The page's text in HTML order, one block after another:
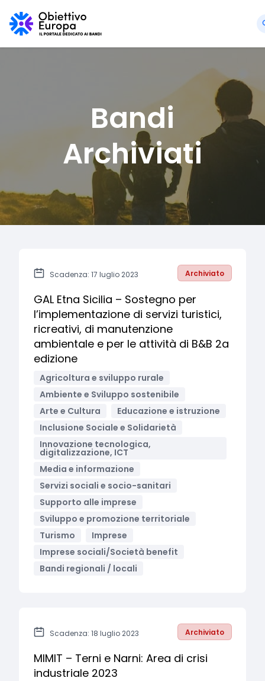
Bandi
Archiviati
Scadenza: 17 luglio 2023 Archiviato
GAL Etna Sicilia – Sostegno per
l’implementazione di servizi turistici,
ricreativi, di manutenzione
ambientale e per le attività di B&B 2a
edizione
Agricoltura e sviluppo rurale
Ambiente e Sviluppo sostenibile
Arte e Cultura
Educazione e istruzione
Inclusione Sociale e Solidarietà
Innovazione tecnologica,
digitalizzazione, ICT
Media e informazione
Servizi sociali e socio-sanitari
Supporto alle imprese
Sviluppo e promozione territoriale
Turismo
Imprese
Imprese sociali/Società benefit
Bandi regionali / locali
Scadenza: 18 luglio 2023 Archiviato
MIMIT – Terni e Narni: Area di crisi
industriale 2023